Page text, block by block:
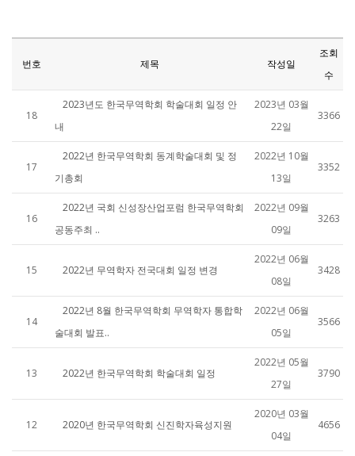
번호 제목 작성일
조회
수
18
2023년도 한국무역학회 학술대회 일정 안
내
2023년 03월
22일
3366
17
2022년 한국무역학회 동계학술대회 및 정
기총회
2022년 10월
13일
3352
16
2022년 국회 신성장산업포럼 한국무역학회
공동주최 ..
2022년 09월
09일
3263
15 2022년 무역학자 전국대회 일정 변경
2022년 06월
08일
3428
14
2022년 8월 한국무역학회 무역학자 통합학
술대회 발표..
2022년 06월
05일
3566
13 2022년 한국무역학회 학술대회 일정
2022년 05월
27일
3790
12 2020년 한국무역학회 신진학자육성지원
2020년 03월
04일
4656